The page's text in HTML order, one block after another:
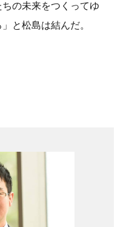
の未来をつくってゆ
と松島は結んだ。